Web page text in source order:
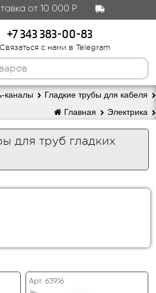
от 10 000 Р
+7 343 383-00-83
с нами в Telegram
Гладкие трубы для кабеля
каналы
Электрика
Главная
для труб гладких
Арт. 63916